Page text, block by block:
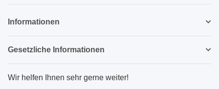
Informationen
Gesetzliche Informationen
Wir helfen Ihnen sehr gerne weiter!